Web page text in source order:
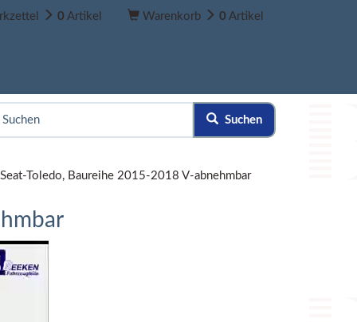
0 Artikel Warenkorb 0 Artikel
Suchen
Toledo, Baureihe 2015-2018 V-abnehmbar